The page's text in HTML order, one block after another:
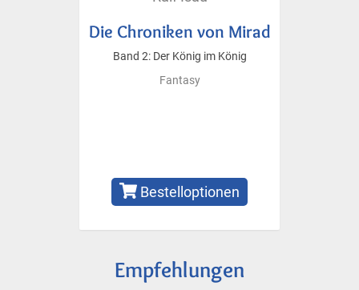
Die Chroniken von Mirad
Band 2: Der König im König
Fantasy
Bestelloptionen
Empfehlungen